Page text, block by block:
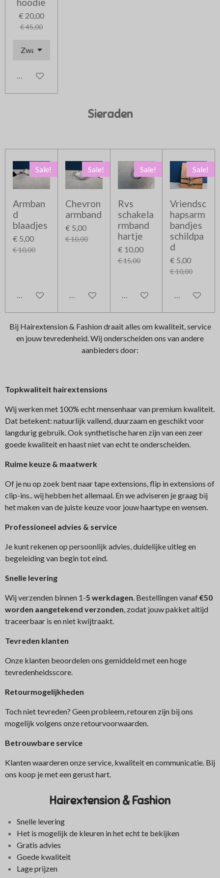
€ 20,00
€ 45,00
In winkelwagen
Sieraden
Sale!
Armban
d
blaadjes
€ 5,00
€ 10,00
In winkelwagen
Sale!
Chevron
armband
€ 5,00
€ 10,00
In winkelwagen
Sale!
Rvs
schakela
rmband
hartje
€ 10,00
€ 15,00
In winkelwagen
Sale!
Vriendsc
hapsarm
bandjes
schildpa
d
€ 5,00
€ 10,00
In
Bij Hairextension & Fashion draait alles om kwaliteit, service
en jouw tevredenheid. Wij onderscheiden ons van andere
aanbieders door:
Topkwaliteit hairextensions
Wij werken met 100% echt mensenhaar van premium kwaliteit.
Dat betekent: natuurlijk vallend, duurzaam en geschikt voor
langdurig gebruik. Ook synthetische haren zijn van een zeer
goede kwaliteit en haast niet van echt te onderscheiden.
Ruime keuze & maatwerk
Of je nu op zoek bent naar tape extensions, flip in extensions of
clip-ins.. wij hebben het allemaal. En we adviseren je graag bij
het maken van de juiste keuze voor jouw haartype en wensen.
Professioneel advies & service
Je kunt rekenen op persoonlijk advies, duidelijke uitleg en
begeleiding van begin tot eind.
Snelle levering
Wij verzenden binnen 1-5 werkdagen. Bestellingen vanaf€50
worden aangetekend verzonden, zodat jouw pakket altijd
traceerbaar is en niet kwijtraakt.
Tevreden klanten
Onze klanten beoordelen ons gemiddeld met een hoge
tevredenheidsscore.
Retourmogelijkheden
Toch niet tevreden? Geen probleem, retouren zijn bij ons
mogelijk volgens onze retourvoorwaarden.
Betrouwbare service
Klanten waarderen onze service, kwaliteit en communicatie. Bij
ons koop je met een gerust hart.
Hairextension & Fashion
Snelle levering
Het is mogelijk de kleuren in het echt te bekijken
Gratis advies
Goede kwaliteit
Lage prijzen